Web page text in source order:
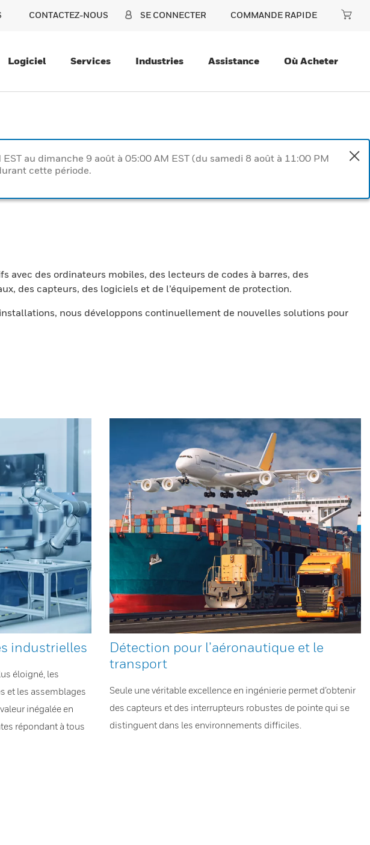
CONTACTEZ-NOUS SE CONNECTER COMMANDE RAPIDE
Logiciel Services Industries Assistance Où Acheter
au dimanche 9 août à 05:00 AM EST (du samedi 8 août à 11:00 PM
cette période.
des ordinateurs mobiles, des lecteurs de codes à barres, des
des capteurs, des logiciels et de l’équipement de protection.
nous développons continuellement de nouvelles solutions pour
industrielles
éloigné, les
et les assemblages
inégalée en
répondant à tous
Détection pour l’aéronautique et le
transport
Seule une véritable excellence en ingénierie permet d’obtenir
des capteurs et des interrupteurs robustes de pointe qui se
distinguent dans les environnements difficiles.